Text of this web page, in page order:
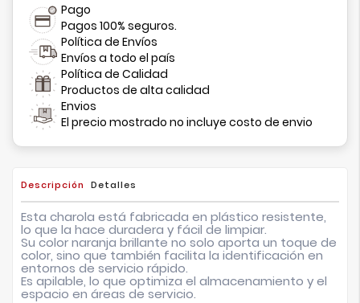
Pago
Pagos 100% seguros.
Política de Envíos
Envíos a todo el país
Política de Calidad
Productos de alta calidad
Envios
El precio mostrado no incluye costo de envio
Descripción Detalles
Esta charola está fabricada en plástico resistente,
lo que la hace duradera y fácil de limpiar.
Su color naranja brillante no solo aporta un toque de
color, sino que también facilita la identificación en
entornos de servicio rápido.
Es apilable, lo que optimiza el almacenamiento y el
espacio en áreas de servicio.